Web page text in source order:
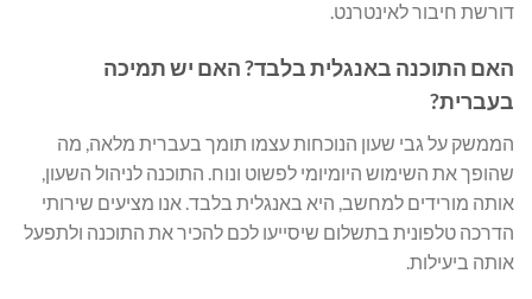
דורשת חיבור לאינטרנט.
האם התוכנה באנגלית בלבד? האם יש תמיכה
בעברית?
הממשק על גבי שעון הנוכחות עצמו תומך בעברית מלאה, מה
שהופך את השימוש היומיומי לפשוט ונוח. התוכנה לניהול השעון,
אותה מורידים למחשב, היא באנגלית בלבד. אנו מציעים שירותי
הדרכה טלפונית בתשלום שיסייעו לכם להכיר את התוכנה ולתפעל
אותה ביעילות.